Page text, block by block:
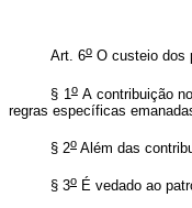
Art. 6o O custeio dos
§ 1oA contribuição
regras específicas
§ 2o Além das
§ 3o É vedado ao